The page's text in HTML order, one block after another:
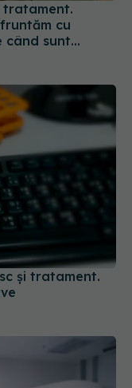
tratament.
cu
când sunt
și tratament.